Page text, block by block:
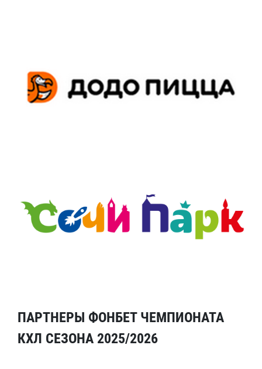
ПАРТНЕРЫ ФОНБЕТ ЧЕМПИОНАТА
КХЛ СЕЗОНА 2025/2026